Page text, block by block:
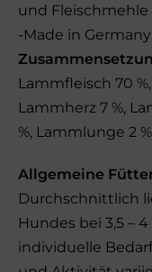
und Fleischmehle
-Made in
Lammfleisch 70
Lammherz 7 %,
%, Lammlunge 2 %
Allgemeine
Durchschnittlich
Hundes bei 3,5 –
individuelle